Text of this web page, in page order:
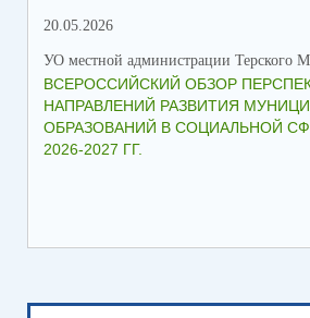
20.05.2026
УО местной администрации Терского
ВСЕРОССИЙСКИЙ ОБЗОР
НАПРАВЛЕНИЙ РАЗВИТИЯ
ОБРАЗОВАНИЙ В СОЦИАЛЬНОЙ СФЕРЕ НА ПЕРИОД
2026-2027 ГГ.